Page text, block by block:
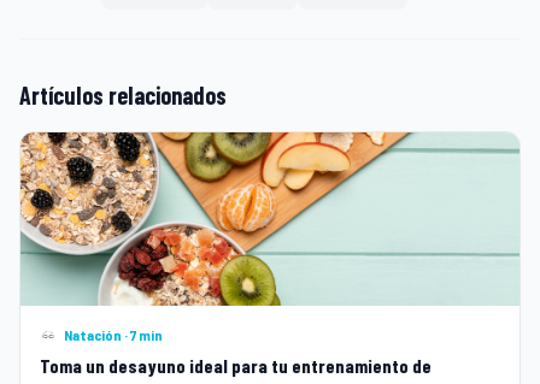
Artículos relacionados
Natación · 7 min
Toma un desayuno ideal para tu entrenamiento de